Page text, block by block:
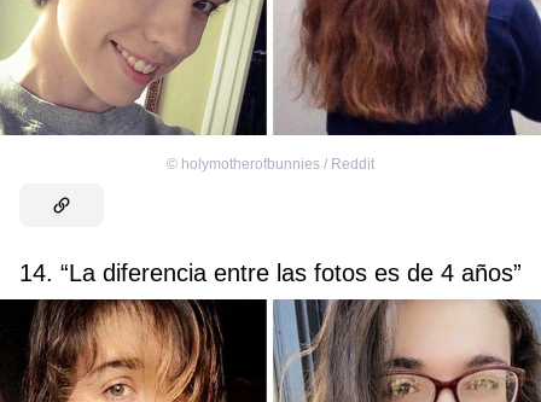
© holymotherofbunnies / Reddit
14. “La diferencia entre las fotos es de 4 años”